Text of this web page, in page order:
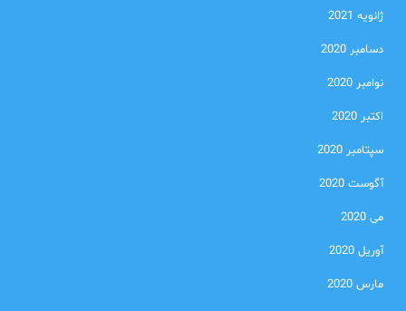
ژانویه 2021
دسامبر 2020
نوامبر 2020
اکتبر 2020
سپتامبر 2020
آگوست 2020
می 2020
آوریل 2020
مارس 2020